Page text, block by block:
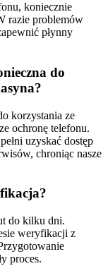
koniecznie
razie problemów
płynny
do
korzystania ze
ochronę telefonu.
uzyskać dostęp
chroniąc nasze
do kilku dni.
weryfikacji z
proces.